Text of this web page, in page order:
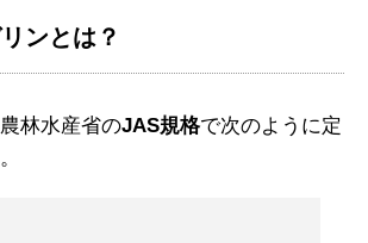
ンとは？
林水産省のJAS規格で次のように定